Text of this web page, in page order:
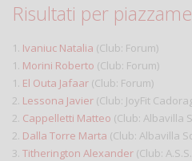
Risultati per
1. Ivaniuc Natalia (Club: Forum)
1. Morini Roberto (Club: Forum)
1. El Outa Jafaar (Club: Forum)
2. Lessona Javier (Club: JoyFit
2. Cappelletti Matteo (Club: Albavilla
2. Dalla Torre Marta (Club: Albavilla
3. Titherington Alexander (Club: